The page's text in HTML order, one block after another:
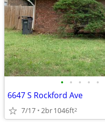
• • • • •
6647 S Rockford Ave
7/17 2br1046ft2